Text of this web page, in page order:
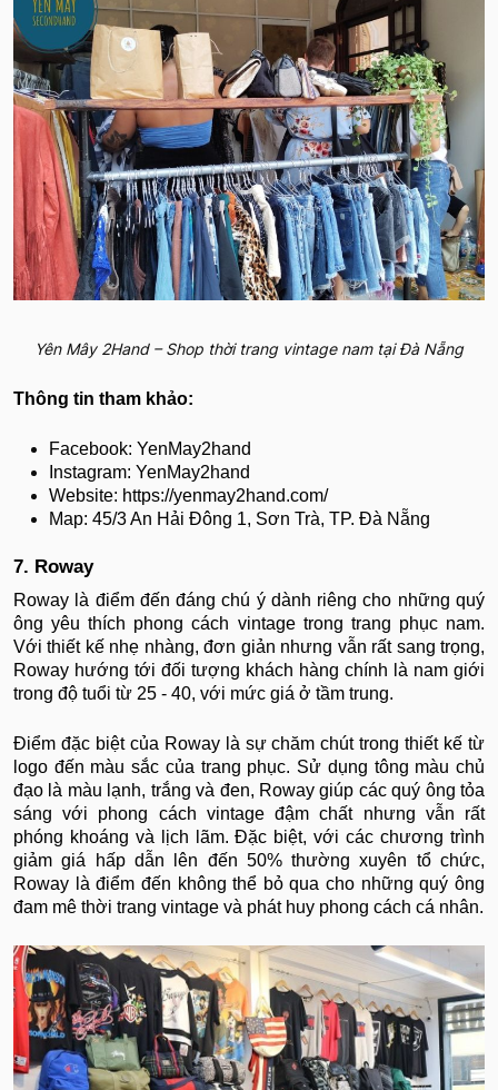
Yên Mây 2Hand – Shop thời trang vintage nam tại Đà Nẵng
Thông tin tham khảo:
Facebook: YenMay2hand
Instagram: YenMay2hand
Website: https://yenmay2hand.com/
Map: 45/3 An Hải Đông 1, Sơn Trà, TP. Đà Nẵng
7. Roway
Roway là điểm đến đáng chú ý dành riêng cho những quý
ông yêu thích phong cách vintage trong trang phục nam.
Với thiết kế nhẹ nhàng, đơn giản nhưng vẫn rất sang trọng,
Roway hướng tới đối tượng khách hàng chính là nam giới
trong độ tuổi từ 25 - 40, với mức giá ở tầm trung.
Điểm đặc biệt của Roway là sự chăm chút trong thiết kế từ
logo đến màu sắc của trang phục. Sử dụng tông màu chủ
đạo là màu lạnh, trắng và đen, Roway giúp các quý ông tỏa
sáng với phong cách vintage đậm chất nhưng vẫn rất
phóng khoáng và lịch lãm. Đặc biệt, với các chương trình
giảm giá hấp dẫn lên đến 50% thường xuyên tổ chức,
Roway là điểm đến không thể bỏ qua cho những quý ông
đam mê thời trang vintage và phát huy phong cách cá nhân.